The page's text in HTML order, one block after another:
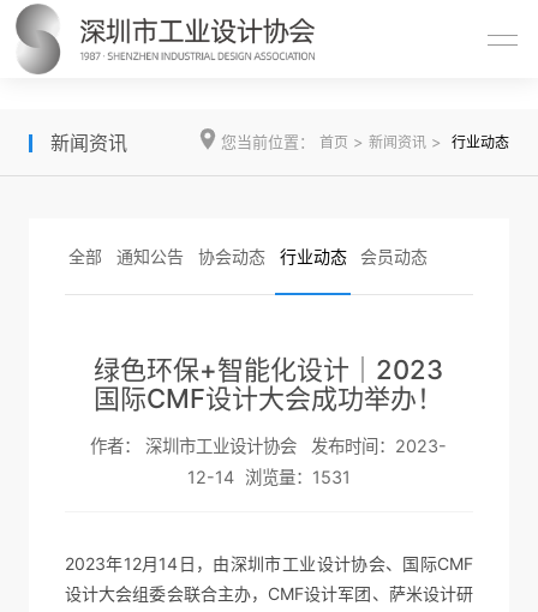
新闻资讯 您当前位置：首页 >新闻资讯 >行业动态
全部 通知公告 协会动态 行业动态 会员动态
绿色环保+智能化设计｜2023
国际CMF设计大会成功举办！
作者： 深圳市工业设计协会 发布时间：2023-
12-14 浏览量： 1531
2023年12月14日，由深圳市工业设计协会、国际CMF
设计大会组委会联合主办，CMF设计军团、萨米设计研